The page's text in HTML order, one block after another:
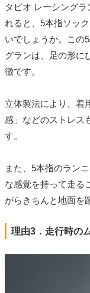
タビオ レーシング
れると、5本指ソッ
いでしょうか。この
グランは、足の形に
徴です。
立体製法により、着
感」などのストレス
す。
また、5本指のラン
な感覚を持って走る
がらきちんと地面を
理由3．走行時の